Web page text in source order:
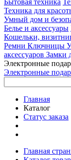
Бытовая техника
Техника для
Умный дом и
Белье и аксессуары
Кошельки,
Ремни Ключницы
аксессуаров Замки
Электронные
Электронные
Главная
Каталог
Статус заказа
Главная